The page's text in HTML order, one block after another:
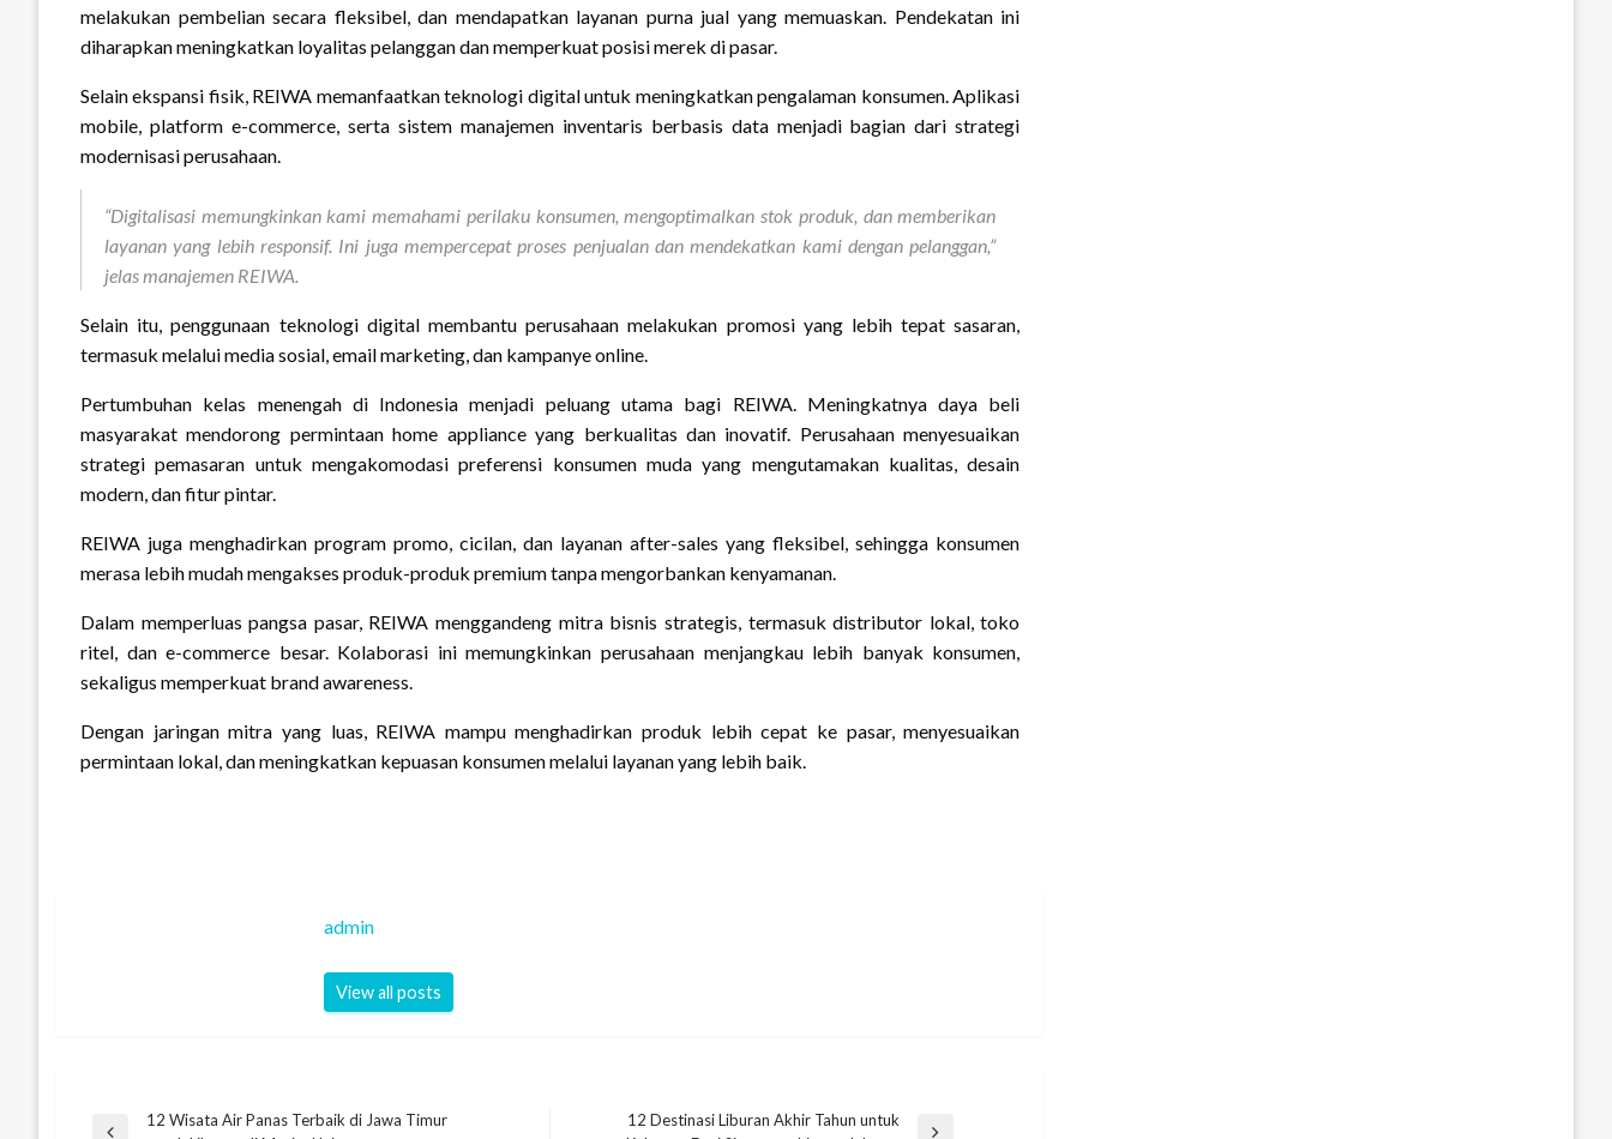
melakukan pembelian secara fleksibel, dan mendapatkan layanan purna jual yang memuaskan. Pendekatan ini
diharapkan meningkatkan loyalitas pelanggan dan memperkuat posisi merek di pasar.
Selain ekspansi fisik, REIWA memanfaatkan teknologi digital untuk meningkatkan pengalaman konsumen. Aplikasi
mobile, platform e-commerce, serta sistem manajemen inventaris berbasis data menjadi bagian dari strategi
modernisasi perusahaan.
“Digitalisasi memungkinkan kami memahami perilaku konsumen, mengoptimalkan stok produk, dan memberikan
layanan yang lebih responsif. Ini juga mempercepat proses penjualan dan mendekatkan kami dengan pelanggan,”
jelas manajemen REIWA.
Selain itu, penggunaan teknologi digital membantu perusahaan melakukan promosi yang lebih tepat sasaran,
termasuk melalui media sosial, email marketing, dan kampanye online.
Pertumbuhan kelas menengah di Indonesia menjadi peluang utama bagi REIWA. Meningkatnya daya beli
masyarakat mendorong permintaan home appliance yang berkualitas dan inovatif. Perusahaan menyesuaikan
strategi pemasaran untuk mengakomodasi preferensi konsumen muda yang mengutamakan kualitas, desain
modern, dan fitur pintar.
REIWA juga menghadirkan program promo, cicilan, dan layanan after-sales yang fleksibel, sehingga konsumen
merasa lebih mudah mengakses produk-produk premium tanpa mengorbankan kenyamanan.
Dalam memperluas pangsa pasar, REIWA menggandeng mitra bisnis strategis, termasuk distributor lokal, toko
ritel, dan e-commerce besar. Kolaborasi ini memungkinkan perusahaan menjangkau lebih banyak konsumen,
sekaligus memperkuat brand awareness.
Dengan jaringan mitra yang luas, REIWA mampu menghadirkan produk lebih cepat ke pasar, menyesuaikan
permintaan lokal, dan meningkatkan kepuasan konsumen melalui layanan yang lebih baik.
admin
View all posts
12 Wisata Air Panas Terbaik di Jawa Timur
12 Destinasi Liburan Akhir Tahun untuk